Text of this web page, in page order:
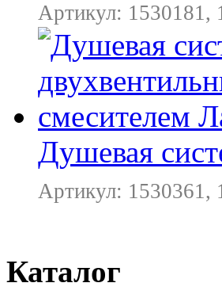
Артикул: 1530181,
Душевая
Артикул: 1530361,
Каталог